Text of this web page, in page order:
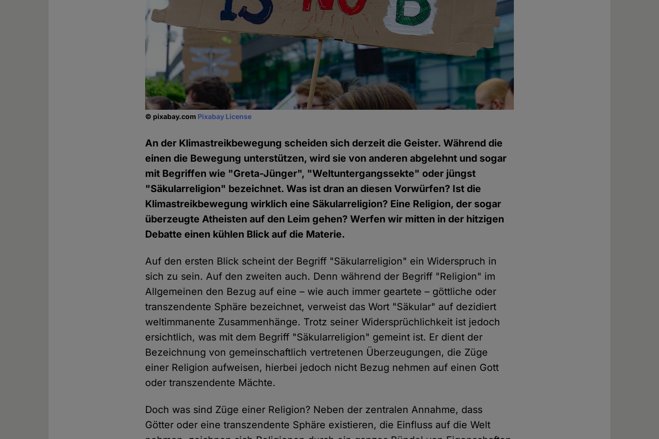
© pixabay.com Pixabay License
An der Klimastreikbewegung scheiden sich derzeit die Geister. Während die
einen die Bewegung unterstützen, wird sie von anderen abgelehnt und sogar
mit Begriffen wie "Greta-Jünger", "Weltuntergangssekte" oder jüngst
"Säkularreligion" bezeichnet. Was ist dran an diesen Vorwürfen? Ist die
Klimastreikbewegung wirklich eine Säkularreligion? Eine Religion, der sogar
überzeugte Atheisten auf den Leim gehen? Werfen wir mitten in der hitzigen
Debatte einen kühlen Blick auf die Materie.
Auf den ersten Blick scheint der Begriff "Säkularreligion" ein Widerspruch in
sich zu sein. Auf den zweiten auch. Denn während der Begriff "Religion" im
Allgemeinen den Bezug auf eine – wie auch immer geartete – göttliche oder
transzendente Sphäre bezeichnet, verweist das Wort "Säkular" auf dezidiert
weltimmanente Zusammenhänge. Trotz seiner Widersprüchlichkeit ist jedoch
ersichtlich, was mit dem Begriff "Säkularreligion" gemeint ist. Er dient der
Bezeichnung von gemeinschaftlich vertretenen Überzeugungen, die Züge
einer Religion aufweisen, hierbei jedoch nicht Bezug nehmen auf einen Gott
oder transzendente Mächte.
Doch was sind Züge einer Religion? Neben der zentralen Annahme, dass
Götter oder eine transzendente Sphäre existieren, die Einfluss auf die Welt